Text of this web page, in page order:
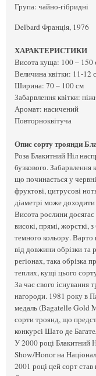
Група: чайно-гібридні
Delbard Франція, 1976
ХАРАКТЕРИСТИКИ
Висота куща: 100 – 150
Величина квітки: 11-12
Ширина: 70 – 100 см
Забарвлення квітки:
Аромат: насичений
Повторноквітуча
Опис сорту троянди
Роза Блакитний Ніл
бузкового. Забарвлення
що починається у
фруктові, цитрусові
діаметрі може
Висота рослини
високі, прямі, жорсткі,
темного кольору.
від довжини обрізки та
регіонах, така обрізка
теплих, кущі цього
За час свого існування
нагороди. 1981 року в
медаль (Bagatelle Gold
сорти троянд, що
конкурсі Шато де
У 2000 році Блакитний
Show/Honor на
2001 році цей сорт